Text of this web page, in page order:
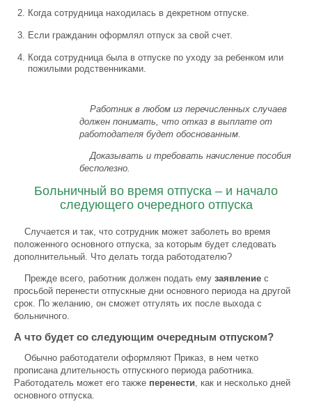
Когда сотрудница находилась в декретном отпуске.
Если гражданин оформлял отпуск за свой счет.
Когда сотрудница была в отпуске по уходу за ребенком или
пожилыми родственниками.
Работник в любом из перечисленных случаев
должен понимать, что отказ в выплате от
работодателя будет обоснованным.
Доказывать и требовать начисление пособия
бесполезно.
Больничный во время отпуска – и начало
следующего очередного отпуска
Случается и так, что сотрудник может заболеть во время
положенного основного отпуска, за которым будет следовать
дополнительный. Что делать тогда работодателю?
Прежде всего, работник должен подать ему заявление с
просьбой перенести отпускные дни основного периода на другой
срок. По желанию, он сможет отгулять их после выхода с
больничного.
А что будет со следующим очередным отпуском?
Обычно работодатели оформляют Приказ, в нем четко
прописана длительность отпускного периода работника.
Работодатель может его также перенести, как и несколько дней
основного отпуска.